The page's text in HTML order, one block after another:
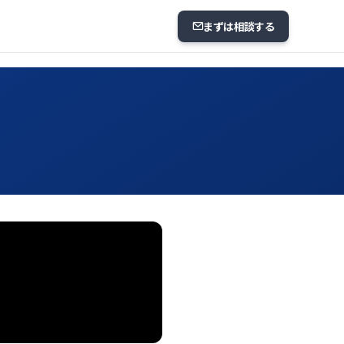
まずは相談する